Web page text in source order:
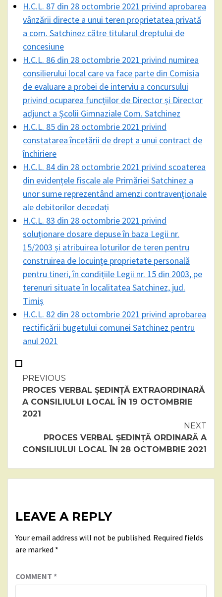
H.C.L. 87 din 28 octombrie 2021 privind aprobarea
vânzării directe a unui teren proprietatea privată
a com. Satchinez către titularul dreptului de
concesiune
H.C.L. 86 din 28 octombrie 2021 privind numirea
consilierului local care va face parte din Comisia
de evaluare a probei de interviu a concursului
privind ocuparea funcțiilor de Director și Director
adjunct a Școlii Gimnaziale Com. Satchinez
H.C.L. 85 din 28 octombrie 2021 privind
constatarea încetării de drept a unui contract de
închiriere
H.C.L. 84 din 28 octombrie 2021 privind scoaterea
din evidențele fiscale ale Primăriei Satchinez a
unor sume reprezentând amenzi contravenționale
ale debitorilor decedați
H.C.L. 83 din 28 octombrie 2021 privind
soluționare dosare depuse în baza Legii nr.
15/2003 și atribuirea loturilor de teren pentru
construirea de locuințe proprietate personală
pentru tineri, în condițiile Legii nr. 15 din 2003, pe
terenuri situate în localitatea Satchinez, jud.
Timiș
H.C.L. 82 din 28 octombrie 2021 privind aprobarea
rectificării bugetului comunei Satchinez pentru
anul 2021
Continue
Reading
PREVIOUS
PROCES VERBAL ȘEDINȚĂ EXTRAORDINARĂ
A CONSILIULUI LOCAL ÎN 19 OCTOMBRIE
2021
NEXT
PROCES VERBAL ȘEDINȚĂ ORDINARĂ A
CONSILIULUI LOCAL ÎN 28 OCTOMBRIE 2021
LEAVE A REPLY
Your email address will not be published. Required fields
are marked *
COMMENT *